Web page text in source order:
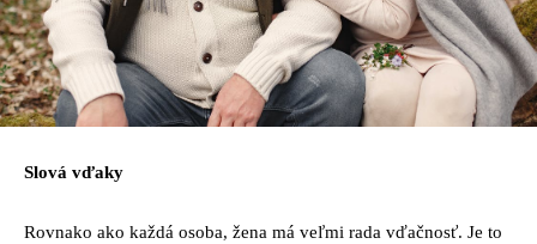
Slová vďaky
Rovnako ako každá osoba, žena má veľmi rada vďačnosť. Je to